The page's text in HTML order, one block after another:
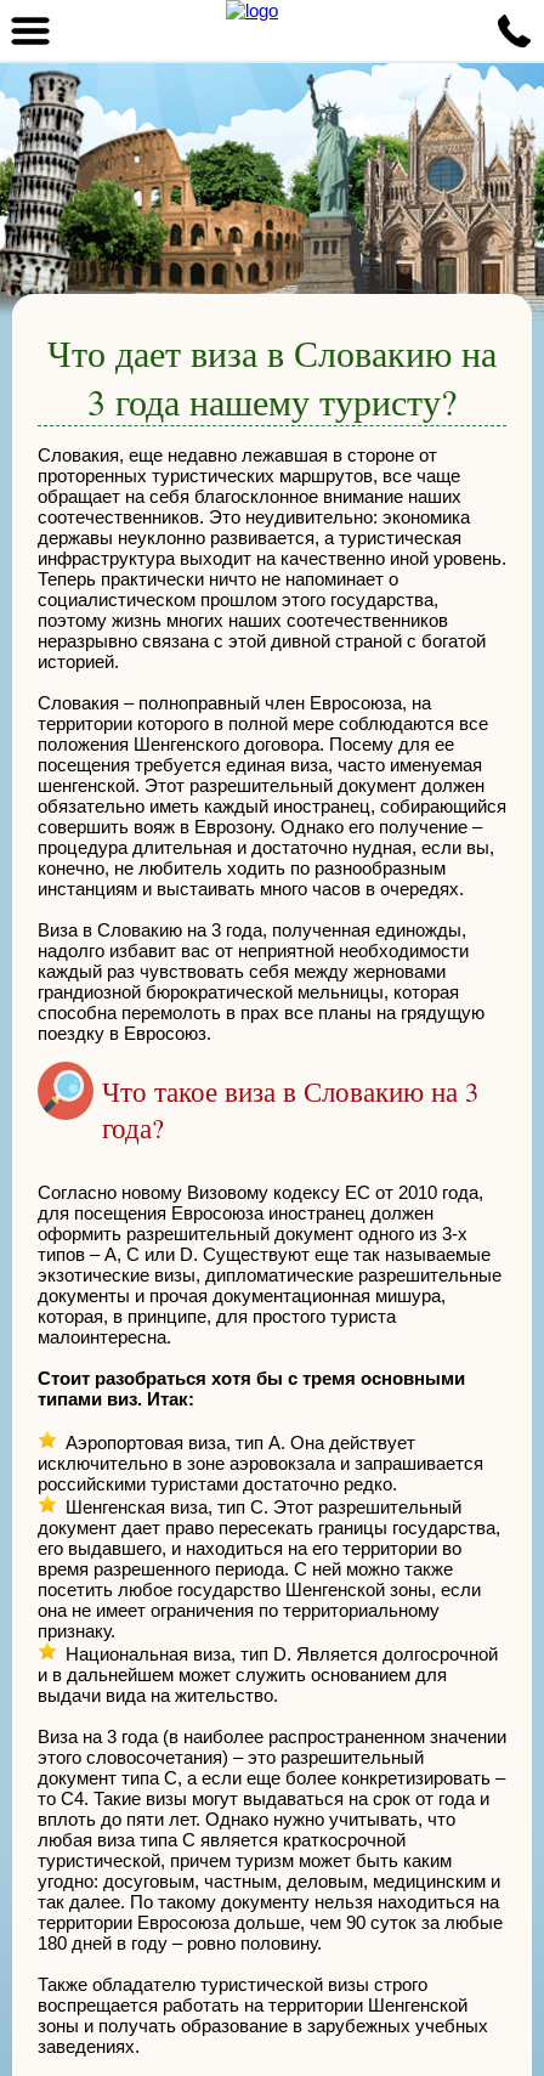
Что дает виза в Словакию на
3 года нашему туристу?
Словакия, еще недавно лежавшая в стороне от
проторенных туристических маршрутов, все чаще
обращает на себя благосклонное внимание наших
соотечественников. Это неудивительно: экономика
державы неуклонно развивается, а туристическая
инфраструктура выходит на качественно иной уровень.
Теперь практически ничто не напоминает о
социалистическом прошлом этого государства,
поэтому жизнь многих наших соотечественников
неразрывно связана с этой дивной страной с богатой
историей.
Словакия – полноправный член Евросоюза, на
территории которого в полной мере соблюдаются все
положения Шенгенского договора. Посему для ее
посещения требуется единая виза, часто именуемая
шенгенской. Этот разрешительный документ должен
обязательно иметь каждый иностранец, собирающийся
совершить вояж в Еврозону. Однако его получение –
процедура длительная и достаточно нудная, если вы,
конечно, не любитель ходить по разнообразным
инстанциям и выстаивать много часов в очередях.
Виза в Словакию на 3 года, полученная единожды,
надолго избавит вас от неприятной необходимости
каждый раз чувствовать себя между жерновами
грандиозной бюрократической мельницы, которая
способна перемолоть в прах все планы на грядущую
поездку в Евросоюз.
Что такое виза в Словакию на 3
года?
Согласно новому Визовому кодексу ЕС от 2010 года,
для посещения Евросоюза иностранец должен
оформить разрешительный документ одного из 3-х
типов – A, C или D. Существуют еще так называемые
экзотические визы, дипломатические разрешительные
документы и прочая документационная мишура,
которая, в принципе, для простого туриста
малоинтересна.
Стоит разобраться хотя бы с тремя основными
типами виз. Итак:
Аэропортовая виза, тип А. Она действует
исключительно в зоне аэровокзала и запрашивается
российскими туристами достаточно редко.
Шенгенская виза, тип С. Этот разрешительный
документ дает право пересекать границы государства,
его выдавшего, и находиться на его территории во
время разрешенного периода. С ней можно также
посетить любое государство Шенгенской зоны, если
она не имеет ограничения по территориальному
признаку.
Национальная виза, тип D. Является долгосрочной
и в дальнейшем может служить основанием для
выдачи вида на жительство.
Виза на 3 года (в наиболее распространенном значении
этого словосочетания) – это разрешительный
документ типа С, а если еще более конкретизировать –
то С4. Такие визы могут выдаваться на срок от года и
вплоть до пяти лет. Однако нужно учитывать, что
любая виза типа С является краткосрочной
туристической, причем туризм может быть каким
угодно: досуговым, частным, деловым, медицинским и
так далее. По такому документу нельзя находиться на
территории Евросоюза дольше, чем 90 суток за любые
180 дней в году – ровно половину.
Также обладателю туристической визы строго
воспрещается работать на территории Шенгенской
зоны и получать образование в зарубежных учебных
заведениях.